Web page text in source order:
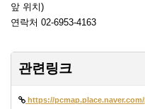
앞 위치)
연락처 02-6953-4163
관련링크
https://pcmap.place.naver.com/place/